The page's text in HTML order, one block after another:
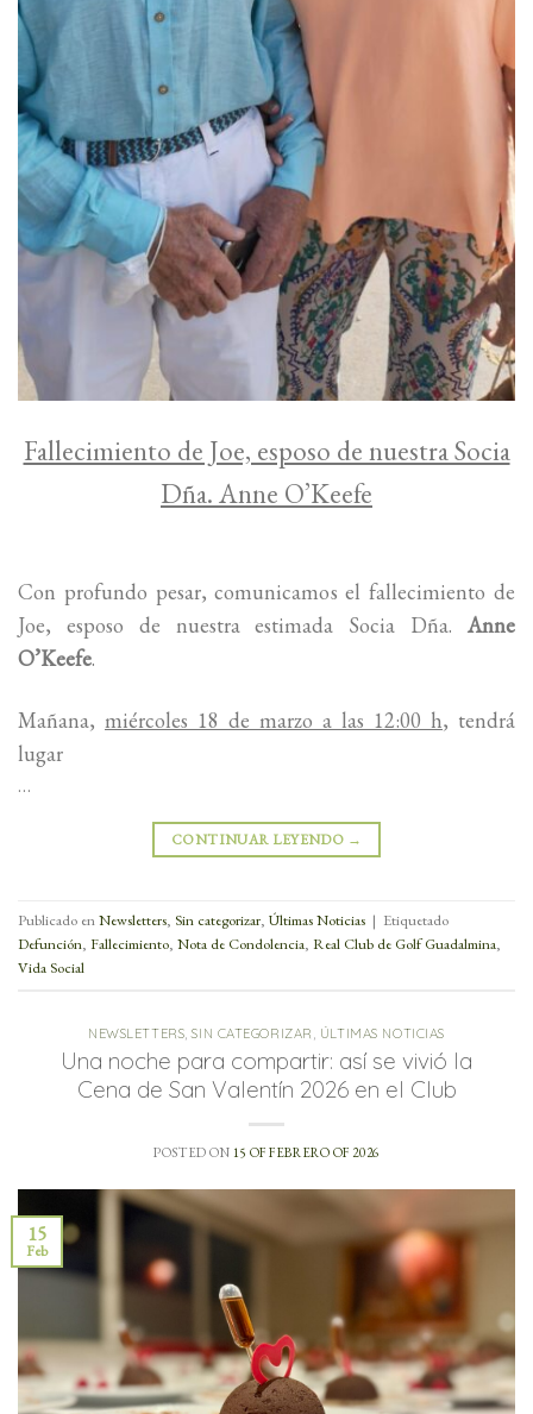
Fallecimiento de Joe, esposo de nuestra Socia
Dña. Anne O’Keefe
Con profundo pesar, comunicamos el fallecimiento de
Joe, esposo de nuestra estimada Socia Dña. Anne
O’Keefe.
Mañana, miércoles 18 de marzo a las 12:00 h, tendrá
lugar
…
CONTINUAR LEYENDO →
Publicado enNewsletters, Sin categorizar, Últimas Noticias | Etiquetado
Defunción, Fallecimiento, Nota de Condolencia, Real Club de Golf Guadalmina,
Vida Social
NEWSLETTERS,SIN CATEGORIZAR , ÚLTIMAS NOTICIAS
Una noche para compartir: así se vivió la
Cena de San Valentín 2026 en el Club
POSTED ON 15 OF FEBRERO OF 2026
15
Feb